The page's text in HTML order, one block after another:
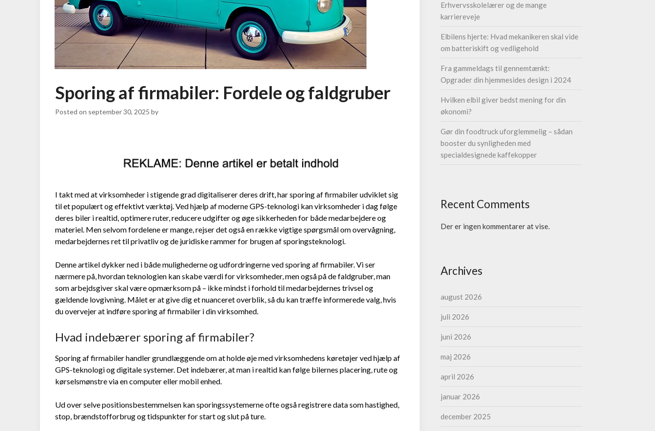
Sporing af firmabiler: Fordele og faldgruber
Posted on september 30, 2025 by
I takt med at virksomheder i stigende grad digitaliserer deres drift, har sporing af firmabiler udviklet sig
til et populært og effektivt værktøj. Ved hjælp af moderne GPS-teknologi kan virksomheder i dag følge
deres biler i realtid, optimere ruter, reducere udgifter og øge sikkerheden for både medarbejdere og
materiel. Men selvom fordelene er mange, rejser det også en række vigtige spørgsmål om overvågning,
medarbejdernes ret til privatliv og de juridiske rammer for brugen af sporingsteknologi.
Denne artikel dykker ned i både mulighederne og udfordringerne ved sporing af firmabiler. Vi ser
nærmere på, hvordan teknologien kan skabe værdi for virksomheder, men også på de faldgruber, man
som arbejdsgiver skal være opmærksom på – ikke mindst i forhold til medarbejdernes trivsel og
gældende lovgivning. Målet er at give dig et nuanceret overblik, så du kan træffe informerede valg, hvis
du overvejer at indføre sporing af firmabiler i din virksomhed.
Hvad indebærer sporing af firmabiler?
Sporing af firmabiler handler grundlæggende om at holde øje med virksomhedens køretøjer ved hjælp af
GPS-teknologi og digitale systemer. Det indebærer, at man i realtid kan følge bilernes placering, rute og
kørselsmønstre via en computer eller mobil enhed.
Ud over selve positionsbestemmelsen kan sporingssystemerne ofte også registrere data som hastighed,
stop, brændstofforbrug og tidspunkter for start og slut på ture.
Erhvervsskolelærer og de mange
karriereveje
Elbilens hjerte: Hvad mekanikeren skal vide
om batteriskift og vedligehold
Fra gammeldags til gennemtænkt:
Opgrader din hjemmesides design i 2024
Hvilken elbil giver bedst mening for din
økonomi?
Gør din foodtruck uforglemmelig – sådan
booster du synligheden med
specialdesignede kaffekopper
Recent Comments
Der er ingen kommentarer at vise.
Archives
august 2026
juli 2026
juni 2026
maj 2026
april 2026
januar 2026
december 2025